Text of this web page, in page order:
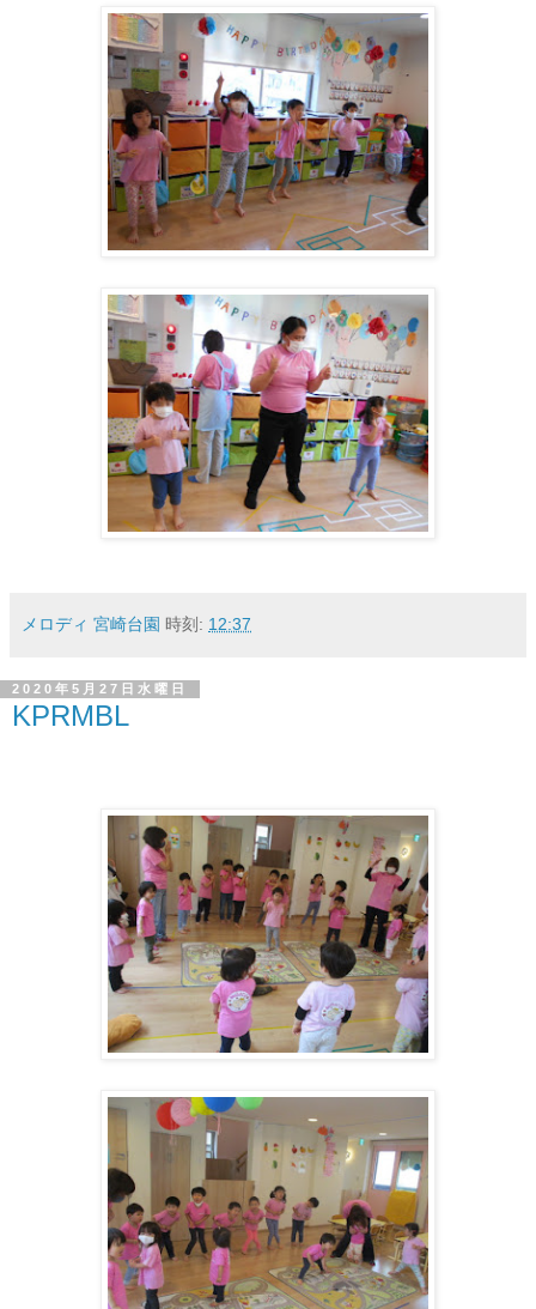
メロディ 宮崎台園 時刻: 12:37
2020年5月27日水曜日
KPRMBL